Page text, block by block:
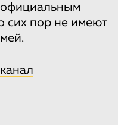
сих пор не имеют